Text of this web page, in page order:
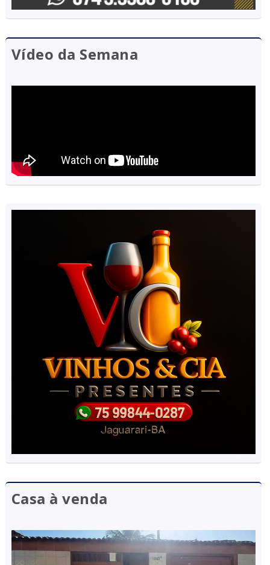
Vídeo da Semana
Casa à venda